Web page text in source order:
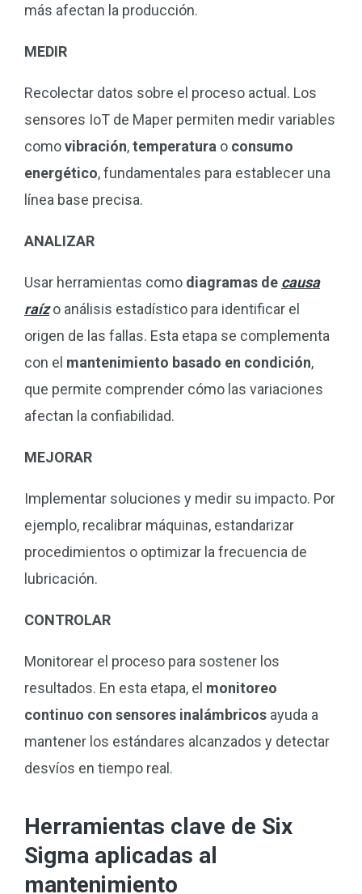
más afectan la producción.
MEDIR
Recolectar datos sobre el proceso actual. Los
sensores IoT de Maper permiten medir variables
comovibración,temperatura o consumo
energético, fundamentales para establecer una
línea base precisa.
ANALIZAR
Usar herramientas como diagramas de causa
raízo análisis estadístico para identificar el
origen de las fallas. Esta etapa se complementa
con el mantenimiento basado en condición,
que permite comprender cómo las variaciones
afectan la confiabilidad.
MEJORAR
Implementar soluciones y medir su impacto. Por
ejemplo, recalibrar máquinas, estandarizar
procedimientos o optimizar la frecuencia de
lubricación.
CONTROLAR
Monitorear el proceso para sostener los
resultados. En esta etapa, el monitoreo
continuo con sensores inalámbricos ayuda a
mantener los estándares alcanzados y detectar
desvíos en tiempo real.
Herramientas clave de Six
Sigma aplicadas al
mantenimiento